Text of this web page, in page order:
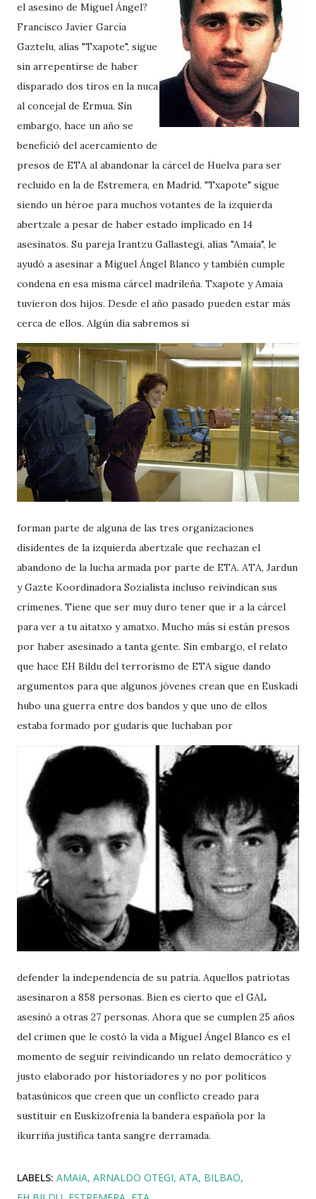
el asesino de Miguel Ángel?
Francisco Javier García
Gaztelu, alias "Txapote", sigue
sin arrepentirse de haber
disparado dos tiros en la nuca
al concejal de Ermua. Sin
embargo, hace un año se
benefició del acercamiento de
presos de ETA al abandonar la cárcel de Huelva para ser
recluido en la de Estremera, en Madrid. "Txapote" sigue
siendo un héroe para muchos votantes de la izquierda
abertzale a pesar de haber estado implicado en 14
asesinatos. Su pareja Irantzu Gallastegi, alias "Amaia", le
ayudó a asesinar a Miguel Ángel Blanco y también cumple
condena en esa misma cárcel madrileña. Txapote y Amaia
tuvieron dos hijos. Desde el año pasado pueden estar más
cerca de ellos. Algún día sabremos si
forman parte de alguna de las tres organizaciones
disidentes de la izquierda abertzale que rechazan el
abandono de la lucha armada por parte de ETA. ATA, Jardun
y Gazte Koordinadora Sozialista incluso reivindican sus
crímenes. Tiene que ser muy duro tener que ir a la cárcel
para ver a tu aitatxo y amatxo. Mucho más si están presos
por haber asesinado a tanta gente. Sin embargo, el relato
que hace EH Bildu del terrorismo de ETA sigue dando
argumentos para que algunos jóvenes crean que en Euskadi
hubo una guerra entre dos bandos y que uno de ellos
estaba formado por gudaris que luchaban por
defender la independencia de su patria. Aquellos patriotas
asesinaron a 858 personas. Bien es cierto que el GAL
asesinó a otras 27 personas. Ahora que se cumplen 25 años
del crimen que le costó la vida a Miguel Ángel Blanco es el
momento de seguir reivindicando un relato democrático y
justo elaborado por historiadores y no por políticos
batasúnicos que creen que un conflicto creado para
sustituir en Euskizofrenia la bandera española por la
ikurriña justifica tanta sangre derramada.
LABELS: AMAIA ARNALDO OTEGI ATA BILBAO